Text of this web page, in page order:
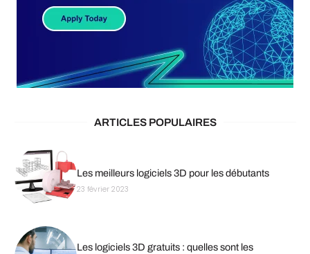
ARTICLES POPULAIRES
Les meilleurs logiciels 3D pour les débutants
23 février 2023
Les logiciels 3D gratuits : quelles sont les